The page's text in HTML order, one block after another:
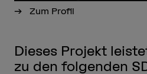
Zum Profil
Dieses Projekt
zu den folgenden